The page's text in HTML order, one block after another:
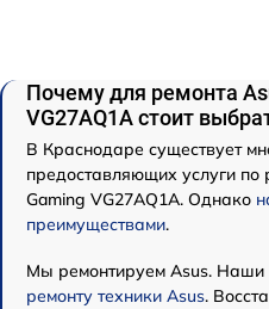
Почему для ремонта
VG27AQ1A стоит
В Краснодаре существует
предоставляющих услуги по
Gaming VG27AQ1A. Однако
преимуществами.
Мы ремонтируем Asus. Наши
ремонту техники Asus.